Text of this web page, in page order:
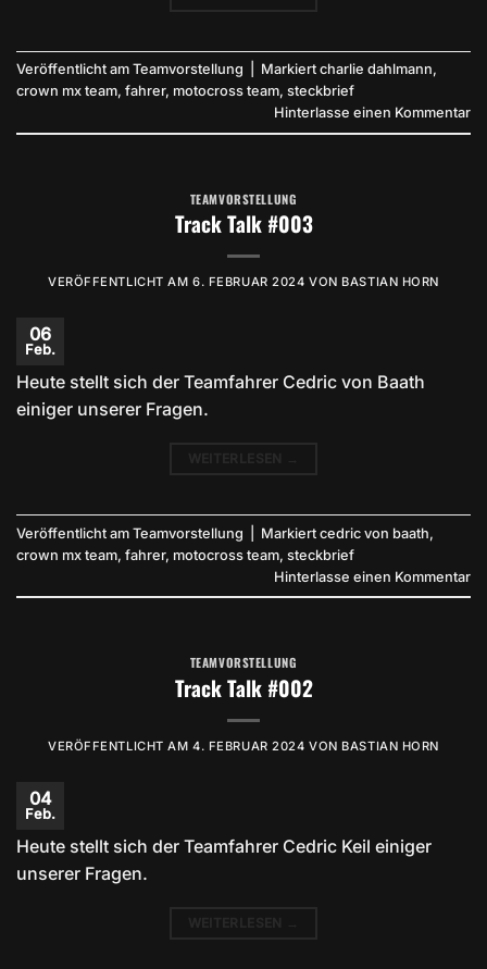
Veröffentlicht am Teamvorstellung Markiert charlie dahlmann,
crown mx team, fahrer, motocross team, steckbrief
Hinterlasse einen Kommentar
TEAMVORSTELLUNG
Track Talk #003
VERÖFFENTLICHT AM6. FEBRUAR 2024 VON BASTIAN HORN
06
Feb.
Heute stellt sich der Teamfahrer Cedric von Baath
einiger unserer Fragen.
Veröffentlicht am Teamvorstellung Markiert cedric von baath,
crown mx team, fahrer, motocross team, steckbrief
Hinterlasse einen Kommentar
TEAMVORSTELLUNG
Track Talk #002
VERÖFFENTLICHT AM4. FEBRUAR 2024 VON BASTIAN HORN
04
Feb.
Heute stellt sich der Teamfahrer Cedric Keil einiger
unserer Fragen.